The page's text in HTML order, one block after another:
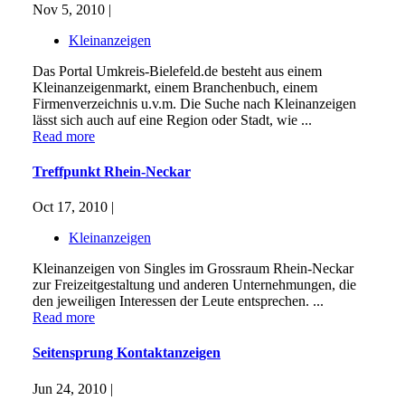
Nov 5, 2010 |
Kleinanzeigen
Das Portal Umkreis-Bielefeld.de besteht aus einem
Kleinanzeigenmarkt, einem Branchenbuch, einem
Firmenverzeichnis u.v.m. Die Suche nach Kleinanzeigen
lässt sich auch auf eine Region oder Stadt, wie ...
Read more
Treffpunkt Rhein-Neckar
Oct 17, 2010 |
Kleinanzeigen
Kleinanzeigen von Singles im Grossraum Rhein-Neckar
zur Freizeitgestaltung und anderen Unternehmungen, die
den jeweiligen Interessen der Leute entsprechen. ...
Read more
Seitensprung Kontaktanzeigen
Jun 24, 2010 |